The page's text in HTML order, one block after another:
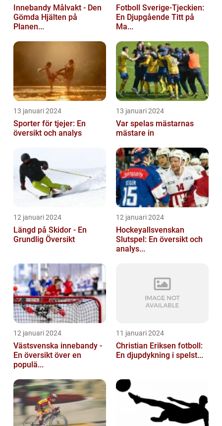
Innebandy Målvakt - Den
Gömda Hjälten på
Planen...
Fotboll Sverige-Tjeckien:
En Djupgående Titt på
Ma...
13 januari 2024
Sporter för tjejer: En
översikt och analys
13 januari 2024
Var spelas mästarnas
mästare in
12 januari 2024
Längd på Skidor - En
Grundlig Översikt
12 januari 2024
Hockeyallsvenskan
Slutspel: En översikt och
analys...
12 januari 2024
Västsvenska innebandy -
En översikt över en
populä...
11 januari 2024
Christian Eriksen fotboll:
En djupdykning i spelst...